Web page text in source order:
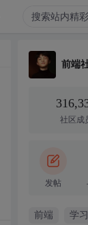
前端
社区成
发帖
前端 学习